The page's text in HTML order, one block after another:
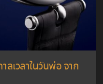
ลเวลาในวันพ่อ จาก